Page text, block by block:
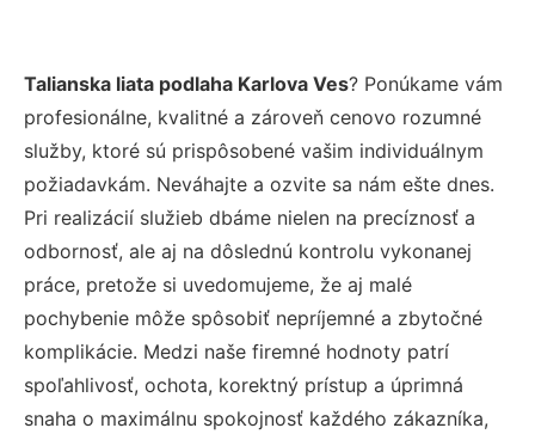
Talianska liata podlaha Karlova Ves? Ponúkame vám
profesionálne, kvalitné a zároveň cenovo rozumné
služby, ktoré sú prispôsobené vašim individuálnym
požiadavkám. Neváhajte a ozvite sa nám ešte dnes.
Pri realizácií služieb dbáme nielen na precíznosť a
odbornosť, ale aj na dôslednú kontrolu vykonanej
práce, pretože si uvedomujeme, že aj malé
pochybenie môže spôsobiť nepríjemné a zbytočné
komplikácie. Medzi naše firemné hodnoty patrí
spoľahlivosť, ochota, korektný prístup a úprimná
snaha o maximálnu spokojnosť každého zákazníka,